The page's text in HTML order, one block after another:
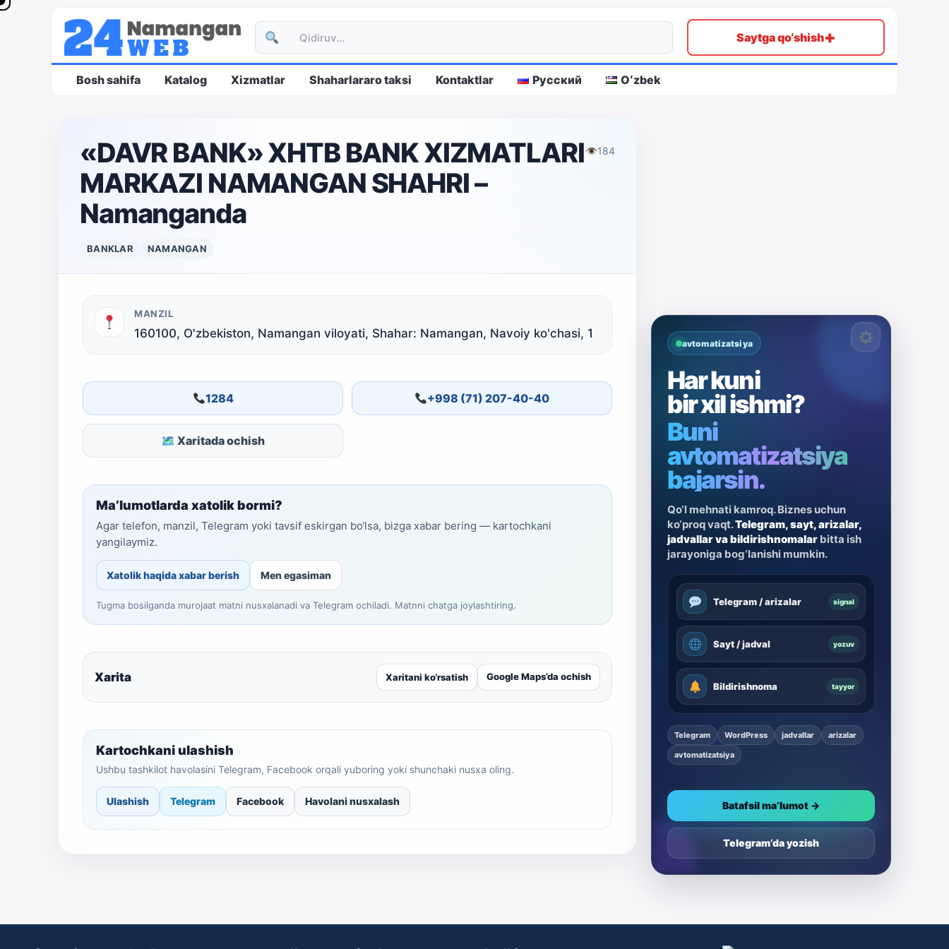
Saytga qo‘shish+
Bosh sahifa Katalog Xizmatlar Shaharlararo taksi Kontaktlar Русский Oʻzbek
«DAVR BANK» XHTB BANK XIZMATLARI
MARKAZI NAMANGAN SHAHRI –
Namanganda
👁184
BANKLAR NAMANGAN
MANZIL
160100, O'zbekiston, Namangan viloyati, Shahar: Namangan, Navoiy ko'chasi, 1
1284 +998 (71) 207-40-40
🗺 Xaritada ochish
Ma’lumotlarda xatolik bormi?
Agar telefon, manzil, Telegram yoki tavsif eskirgan bo‘lsa, bizga xabar bering — kartochkani
yangilaymiz.
Xatolik haqida xabar berish Men egasiman
Tugma bosilganda murojaat matni nusxalanadi va Telegram ochiladi. Matnni chatga joylashtiring.
Xarita Xaritani ko‘rsatish Google Maps’da ochish
Kartochkani ulashish
Ushbu tashkilot havolasini Telegram, Facebook orqali yuboring yoki shunchaki nusxa oling.
Ulashish Telegram Facebook Havolani nusxalash
avtomatizatsiya
Har kuni
bir xil ishmi?
Buni
avtomatizatsiya
bajarsin.
Qo‘l mehnati kamroq. Biznes uchun
ko‘proq vaqt.Telegram, sayt, arizalar,
jadvallar va bildirishnomalar bitta ish
jarayoniga bog‘lanishi mumkin.
Telegram / arizalar signal
Sayt / jadval yozuv
Bildirishnoma tayyor
Telegram WordPress jadvallar
arizalar
avtomatizatsiya
Batafsil ma’lumot →
Telegram’da yozish